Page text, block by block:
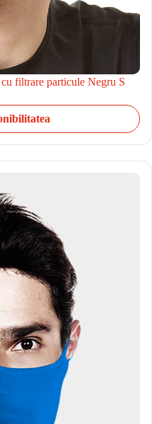
filtrare particule Negru S